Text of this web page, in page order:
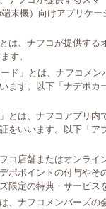
末機）向けアプリケー
は、ナフコが提供する
す。
ド」とは、ナフコメ
ます。以下「ナデポカ
とは、ナフコアプリ内
をいいます。以下「ア
コ店舗またはオンライ
ポポイントの付与やそ
限定の特典・サービス
、ナフコメンバーズの